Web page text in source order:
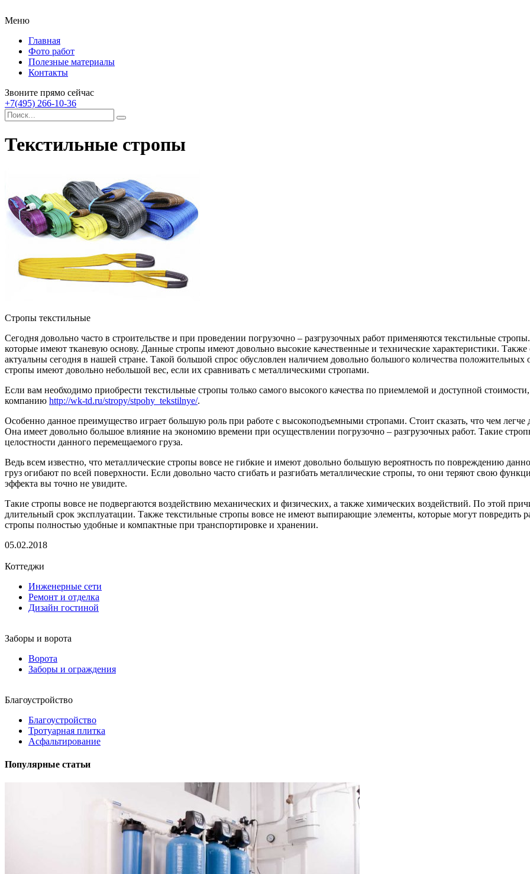
Меню
Главная
Фото работ
Полезные материалы
Контакты
Звоните прямо сейчас
+7(495) 266-10-36
Текстильные стропы
Стропы текстильные
Сегодня довольно часто в строительстве и при проведении погрузочно – разгрузочных работ применяются текстильные
которые имеют тканевую основу. Данные стропы имеют довольно высокие качественные и технические характеристики. Также
актуальны сегодня в нашей стране. Такой большой спрос обусловлен наличием довольно большого количества
стропы имеют довольно небольшой вес, если их сравнивать с металлическими стропами.
Если вам необходимо приобрести текстильные стропы только самого высокого качества по приемлемой и доступной
компанию http://wk-td.ru/stropy/stpohy_tekstilnye/.
Особенно данное преимущество играет большую роль при работе с высокоподъемными стропами. Стоит сказать, что чем легче
Она имеет довольно большое влияние на экономию времени при осуществлении погрузочно – разгрузочных работ. Такие
целостности данного перемещаемого груза.
Ведь всем известно, что металлические стропы вовсе не гибкие и имеют довольно большую вероятность по повреждению
груз огибают по всей поверхности. Если довольно часто сгибать и разгибать металлические стропы, то они теряют свою
эффекта вы точно не увидите.
Такие стропы вовсе не подвергаются воздействию механических и физических, а также химических воздействий. По этой
длительный срок эксплуатации. Также текстильные стропы вовсе не имеют выпирающие элементы, которые могут повредить
стропы полностью удобные и компактные при транспортировке и хранении.
05.02.2018
Коттеджи
Инженерные сети
Ремонт и отделка
Дизайн гостиной
Заборы и ворота
Ворота
Заборы и ограждения
Благоустройство
Благоустройство
Тротуарная плитка
Асфальтирование
Популярные статьи